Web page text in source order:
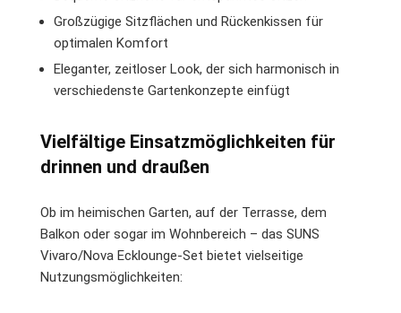
Großzügige Sitzflächen und Rückenkissen für
optimalen Komfort
Eleganter, zeitloser Look, der sich harmonisch in
verschiedenste Gartenkonzepte einfügt
Vielfältige Einsatzmöglichkeiten für
drinnen und draußen
Ob im heimischen Garten, auf der Terrasse, dem
Balkon oder sogar im Wohnbereich – das SUNS
Vivaro/Nova Ecklounge-Set bietet vielseitige
Nutzungsmöglichkeiten: